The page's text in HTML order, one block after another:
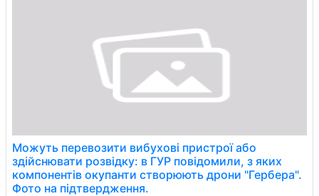
Можуть перевозити вибухові пристрої або
здійснювати розвідку: в ГУР повідомили, з яких
компонентів окупанти створюють дрони "Гербера".
Фото на підтвердження.